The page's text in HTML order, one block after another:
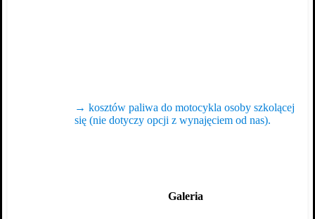
→ kosztów paliwa do motocykla osoby szkolącej
się (nie dotyczy opcji z wynajęciem od nas).
Galeria